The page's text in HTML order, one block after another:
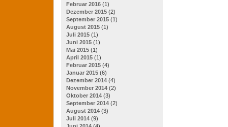
Februar 2016 (1)
Dezember 2015 (2)
September 2015 (1)
August 2015 (1)
Juli 2015 (1)
Juni 2015 (1)
Mai 2015 (1)
April 2015 (1)
Februar 2015 (4)
Januar 2015 (6)
Dezember 2014 (4)
November 2014 (2)
Oktober 2014 (3)
September 2014 (2)
August 2014 (3)
Juli 2014 (9)